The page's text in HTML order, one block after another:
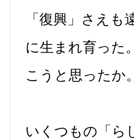
「復興」さえ
に生まれ育った
こうと思ったか。
いくつもの「ら